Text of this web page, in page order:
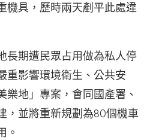
機具，歷時兩天剷平此處違
長期遭民眾占用做為私人停
重影響環境衛生、公共安
樂地」專案，會同國產署、
，並將重新規劃為80個機車
。